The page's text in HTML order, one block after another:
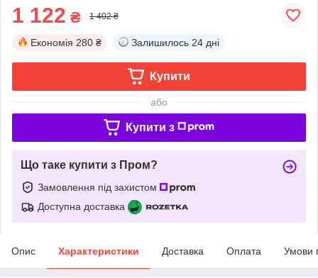
1 122 ₴ 1 402 ₴
Економія 280 ₴ Залишилось 24 дні
Купити
або
Купити з
Що таке купити з Пром?
Замовлення під захистом
Доступна доставка
Опис Характеристики Доставка Оплата Умови